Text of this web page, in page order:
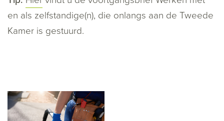
en als zelfstandige(n), die onlangs aan de Tweede
Kamer is gestuurd.